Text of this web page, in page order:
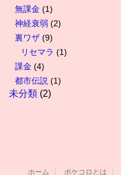
無課金 (1)
神経衰弱 (2)
裏ワザ (9)
リセマラ (1)
課金 (4)
都市伝説 (1)
未分類 (2)
ホーム ポケコロとは